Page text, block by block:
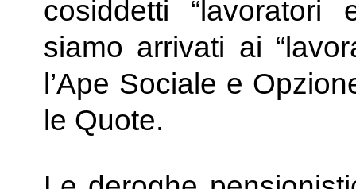
cosiddetti “lavoratori
siamo arrivati ai
l’Ape Sociale e
le Quote.